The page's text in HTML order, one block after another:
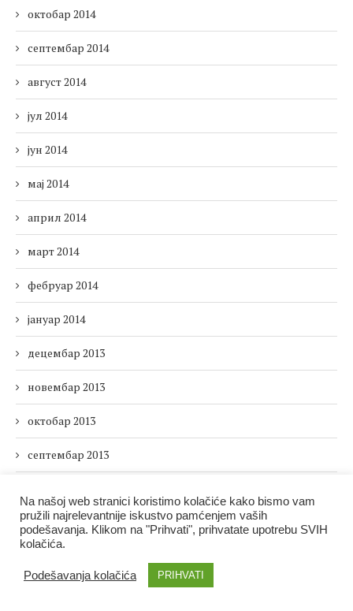
октобар 2014
септембар 2014
август 2014
јул 2014
јун 2014
мај 2014
април 2014
март 2014
фебруар 2014
јануар 2014
децембар 2013
новембар 2013
октобар 2013
септембар 2013
јул 2013
Na našoj web stranici koristimo kolačiće kako bismo vam
pružili najrelevantnije iskustvo pamćenjem vaših
podešavanja. Klikom na "Prihvati", prihvatate upotrebu SVIH
kolačića.
Podešavanja kolačića PRIHVATI